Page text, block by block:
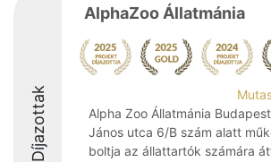
Díjazottak
AlphaZoo Állatmánia
Alpha Zoo Állatmánia
János utca 6/B szám alatt
boltja az állattartók számára